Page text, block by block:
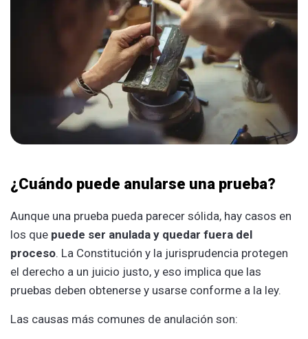
¿Cuándo puede anularse una prueba?
Aunque una prueba pueda parecer sólida, hay casos en
los que puede ser anulada y quedar fuera del
proceso. La Constitución y la jurisprudencia protegen
el derecho a un juicio justo, y eso implica que las
pruebas deben obtenerse y usarse conforme a la ley.
Las causas más comunes de anulación son: